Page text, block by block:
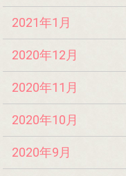
2021年1月
2020年12月
2020年11月
2020年10月
2020年9月